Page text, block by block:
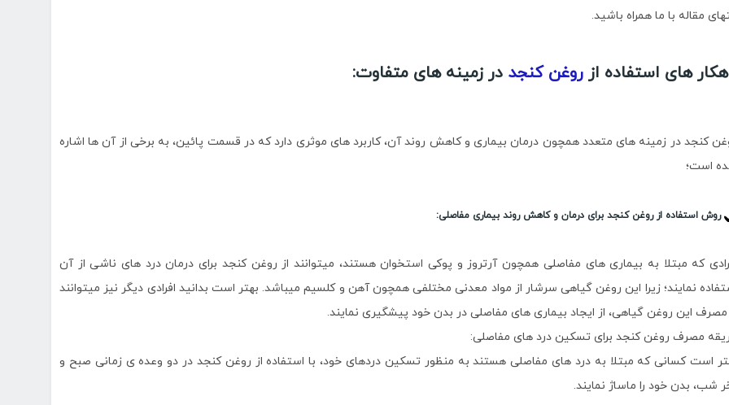
مقاله با ما همراه باشید.
های استفاده از روغن کنجد در زمینه های متفاوت:
کنجد در زمینه های متعدد همچون درمان بیماری و کاهش روند آن، کاربرد های موثری دارد که در قسمت پائین، به برخی از آن ها اشاره
است؛
روش استفاده از روغن کنجد برای درمان و کاهش روند بیماری مفاصلی:
که مبتلا به بیماری های مفاصلی همچون آرتروز و پوکی استخوان هستند، میتوانند از روغن کنجد برای درمان درد های ناشی از آن
نمایند؛ زیرا این روغن گیاهی سرشار از مواد معدنی مختلفی همچون آهن و کلسیم میباشد. بهتر است بدانید افرادی دیگر نیز میتوانند
مصرف این روغن گیاهی، از ایجاد بیماری های مفاصلی در بدن خود پیشگیری نمایند.
مصرف روغن کنجد برای تسکین درد های مفاصلی:
است کسانی که مبتلا به درد های مفاصلی هستند به منظور تسکین دردهای خود، با استفاده از روغن کنجد در دو وعده ی زمانی صبح و
شب، بدن خود را ماساژ نمایند.